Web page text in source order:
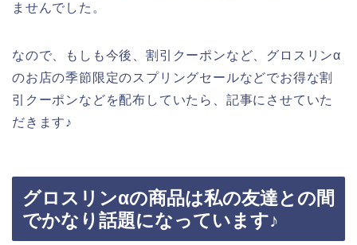
ませんでした。
なので、もしも今後、割引クーポンなど、グロスリンα
のお店の季節限定のスプリングセールなどでお得な割
引クーポンなどを配布していたら、記事にさせていた
だきます♪
グロスリンαの商品は私の友達との間
でかなり話題になっています♪